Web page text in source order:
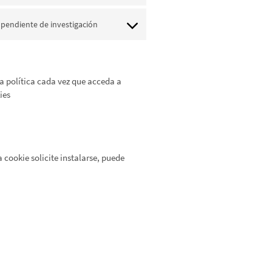
service
de investigación
Consent
política cada vez que acceda a
cookie solicite instalarse, puede